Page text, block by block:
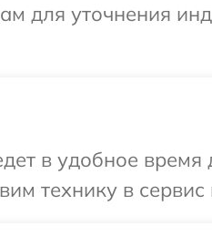
для уточнения
в удобное время
технику в